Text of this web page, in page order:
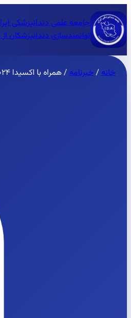
جامعه علمی دندانپزشکی
توانمندسازی دندانپزشکان
خانه/خبرنامه/همراه با اکسیدا ۲۰۲۴